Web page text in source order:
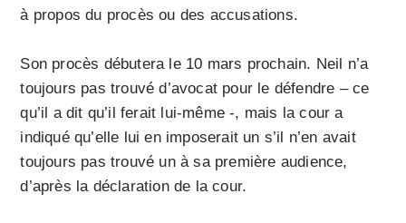
à propos du procès ou des accusations.
Son procès débutera le 10 mars prochain. Neil n’a
toujours pas trouvé d’avocat pour le défendre – ce
qu’il a dit qu’il ferait lui-même -, mais la cour a
indiqué qu’elle lui en imposerait un s’il n’en avait
toujours pas trouvé un à sa première audience,
d’après la déclaration de la cour.